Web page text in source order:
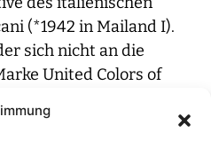
(*1942 in Mailand I).
sich nicht an die
United Colors of
Label werben und